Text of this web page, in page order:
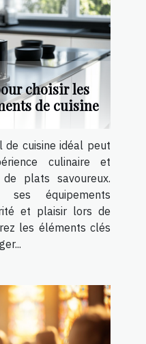
choisir les
de cuisine
de cuisine idéal peut
culinaire et
plats savoureux.
ses équipements
et plaisir lors de
les éléments clés